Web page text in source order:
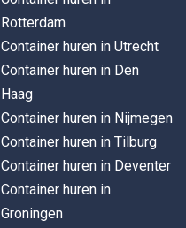
Rotterdam
Container huren in Utrecht
Container huren in Den
Haag
Container huren in Nijmegen
Container huren in Tilburg
Container huren in Deventer
Container huren in
Groningen